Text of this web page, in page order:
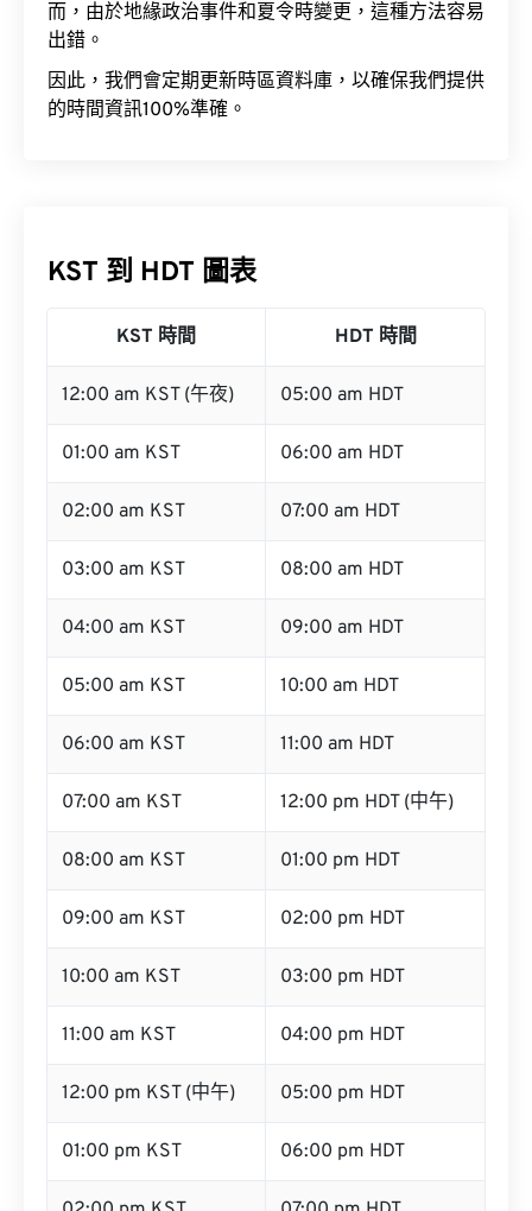
而，由於地緣政治事件和夏令時變更，這種方法容易
出錯。
因此，我們會定期更新時區資料庫，以確保我們提供
的時間資訊100%準確。
KST 到 HDT 圖表
KST 時間 HDT 時間
12:00 am KST (午夜) 05:00 am HDT
01:00 am KST 06:00 am HDT
02:00 am KST 07:00 am HDT
03:00 am KST 08:00 am HDT
04:00 am KST 09:00 am HDT
05:00 am KST 10:00 am HDT
06:00 am KST 11:00 am HDT
07:00 am KST 12:00 pm HDT (中午)
08:00 am KST 01:00 pm HDT
09:00 am KST 02:00 pm HDT
10:00 am KST 03:00 pm HDT
11:00 am KST 04:00 pm HDT
12:00 pm KST (中午) 05:00 pm HDT
01:00 pm KST 06:00 pm HDT